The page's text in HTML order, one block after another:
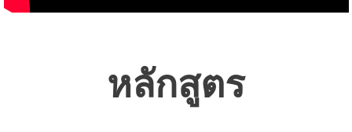
หลักสูตร